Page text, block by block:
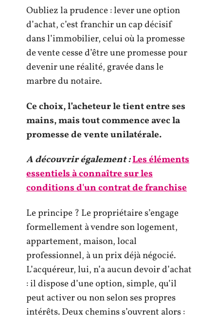
Oubliez la prudence : lever une option
d’achat, c’est franchir un cap décisif
dans l’immobilier, celui où la promesse
de vente cesse d’être une promesse pour
devenir une réalité, gravée dans le
marbre du notaire.
Ce choix, l’acheteur le tient entre ses
mains, mais tout commence avec la
promesse de vente unilatérale.
A découvrir également :Les éléments
essentiels à connaître sur les
conditions d'un contrat de franchise
Le principe ? Le propriétaire s’engage
formellement à vendre son logement,
appartement, maison, local
professionnel, à un prix déjà négocié.
L’acquéreur, lui, n’a aucun devoir d’achat
: il dispose d’une option, simple, qu’il
peut activer ou non selon ses propres
intérêts. Deux chemins s’ouvrent alors :